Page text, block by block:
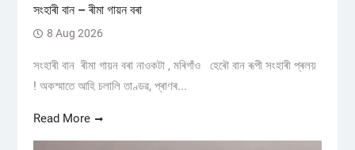
সংহাৰী বান – ৰীমা গায়ন বৰা
8 Aug 2026
সংহাৰী বান ৰীমা গায়ন বৰা নাওকটা , মৰিগাঁও হেৰৌ বান ৰূপী সংহাৰী প্ৰলয়
! অকস্মাতে আহি চলালি তাণ্ডৱ, প্ৰাণৰ...
Read More